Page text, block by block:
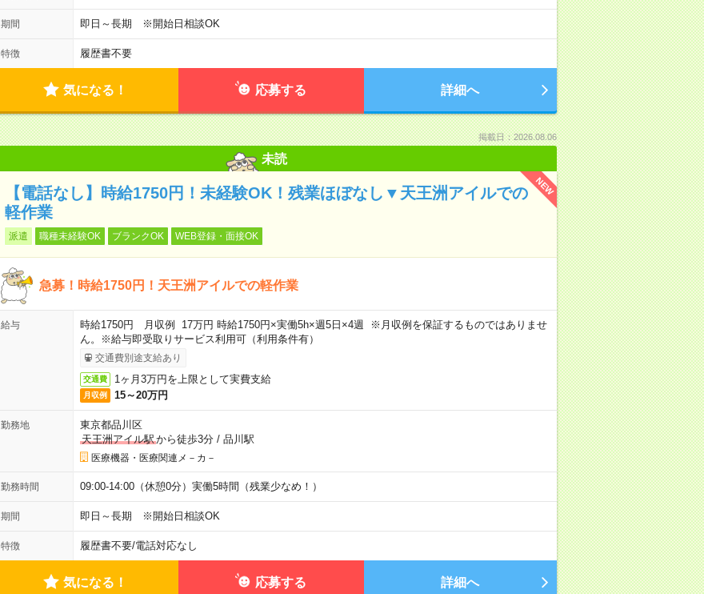
期間 即日～長期 ※開始日相談OK
特徴 履歴書不要
気になる！ 応募する 詳細へ
掲載日：2026.08.06
未読
NEW
【電話なし】時給1750円！未経験OK！残業ほぼなし▼天王洲アイルでの
軽作業
派遣 職種未経験OK ブランクOK WEB登録・面接OK
急募！時給1750円！天王洲アイルでの軽作業
給与
時給1750円 月収例 17万円 時給1750円×実働5h×週5日×4週 ※月収例を保証するものではありませ
ん。※給与即受取りサービス利用可（利用条件有）
交通費別途支給あり
交通費 1ヶ月3万円を上限として実費支給
月収例 15～20万円
勤務地
東京都品川区
天王洲アイル駅から徒歩3分/ 品川駅
医療機器・医療関連メ－カ－
勤務時間 09:00-14:00（休憩0分）実働5時間（残業少なめ！）
期間 即日～長期 ※開始日相談OK
特徴 履歴書不要/電話対応なし
気になる！ 応募する 詳細へ